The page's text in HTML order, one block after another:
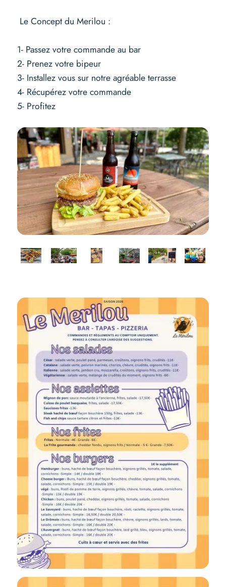
Le Concept du Merilou :
1- Passez votre commande au bar
2- Prenez votre bipeur
3- Installez vous sur notre agréable terrasse
4- Récupérez votre commande
5- Profitez